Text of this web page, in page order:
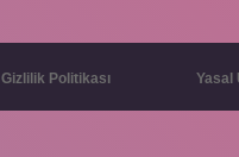
Gizlilik Politikası Yasal